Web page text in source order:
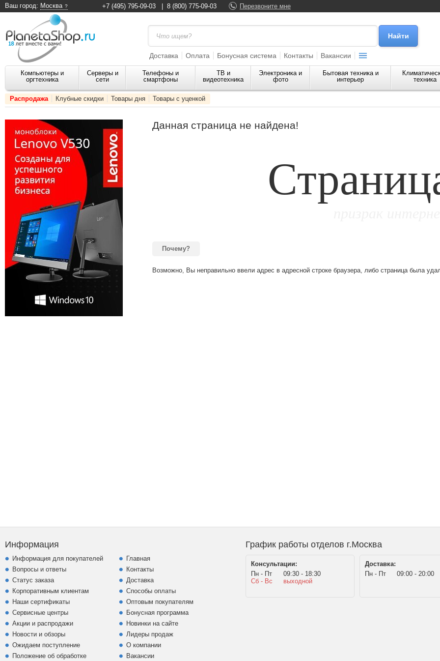
Ваш город: Москва +7 (495) 795-09-03 8 (800) 775-09-03 Перезвоните мне
Доставка Оплата Бонусная система Контакты Вакансии
Компьютеры и
оргтехника
Серверы и
сети
Телефоны и
смартфоны
ТВ и
видеотехника
Электроника и
фото
Бытовая техника и
интерьер
техника
Распродажа Клубные скидки Товары дня Товары с уценкой
Данная страница не найдена!
Почему?
Возможно, Вы неправильно ввели адрес в адресной строке браузера, либо страница была
Информация
Информация для покупателей
Вопросы и ответы
Статус заказа
Корпоративным клиентам
Наши сертификаты
Сервисные центры
Акции и распродажи
Новости и обзоры
Ожидаем поступление
Положение об обработке
Главная
Контакты
Доставка
Способы оплаты
Оптовым покупателям
Бонусная программа
Новинки на сайте
Лидеры продаж
О компании
Вакансии
График работы отделов г.Москва
Консультации:
Пн - Пт
09:30 - 18:30
Сб - Вс
выходной
Доставка:
Пн - Пт
09:00 - 20:00